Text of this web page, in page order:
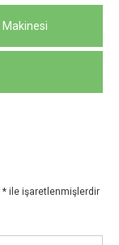
* ile işaretlenmişlerdir